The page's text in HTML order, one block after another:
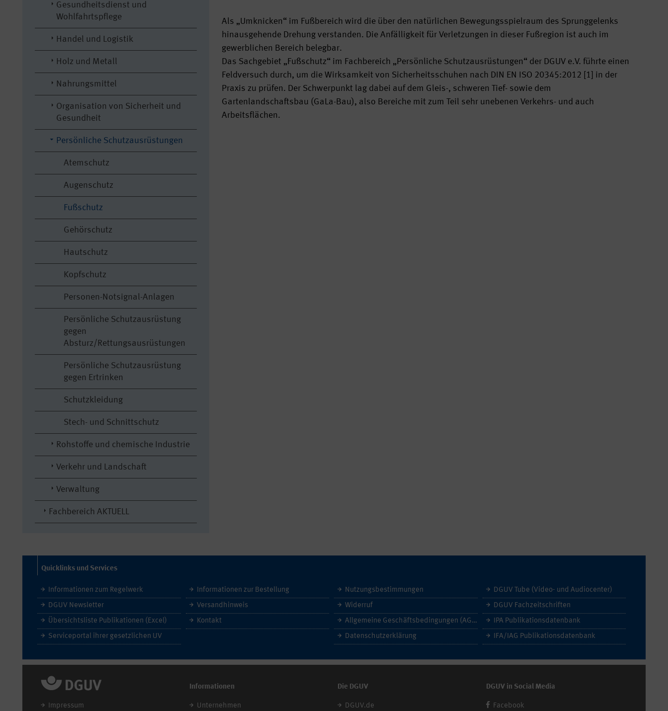
Gesundheitsdienst und
Wohlfahrtspflege
Handel und Logistik
Holz und Metall
Nahrungsmittel
Organisation von Sicherheit und
Gesundheit
Persönliche Schutzausrüstungen
Atemschutz
Augenschutz
Fußschutz
Gehörschutz
Hautschutz
Kopfschutz
Personen-Notsignal-Anlagen
Persönliche Schutzausrüstung
gegen
Absturz/Rettungsausrüstungen
Persönliche Schutzausrüstung
gegen Ertrinken
Schutzkleidung
Stech- und Schnittschutz
Rohstoffe und chemische Industrie
Verkehr und Landschaft
Verwaltung
Fachbereich AKTUELL
Als „Umknicken“ im Fußbereich wird die über den natürlichen Bewegungsspielraum des Sprunggelenks
hinausgehende Drehung verstanden. Die Anfälligkeit für Verletzungen in dieser Fußregion ist auch im
gewerblichen Bereich belegbar.
Das Sachgebiet „Fußschutz“ im Fachbereich „Persönliche Schutzausrüstungen“ der DGUV e.V. führte einen
Feldversuch durch, um die Wirksamkeit von Sicherheitsschuhen nach DIN EN ISO 20345:2012 [1] in der
Praxis zu prüfen. Der Schwerpunkt lag dabei auf dem Gleis-, schweren Tief- sowie dem
Gartenlandschaftsbau (GaLa-Bau), also Bereiche mit zum Teil sehr unebenen Verkehrs- und auch
Arbeitsflächen.
Quicklinks und Services
Informationen zum Regelwerk
DGUV Newsletter
Übersichtsliste Publikationen (Excel)
Serviceportal ihrer gesetzlichen UV
Informationen zur Bestellung
Versandhinweis
Kontakt
Nutzungsbestimmungen
Widerruf
Allgemeine Geschäftsbedingungen (AGB)
Datenschutzerklärung
DGUV Tube (Video- und Audiocenter)
DGUV Fachzeitschriften
IPA Publikationsdatenbank
IFA/IAG Publikationsdatenbank
Impressum
Informationen
Unternehmen
Die DGUV
DGUV.de
DGUV in Social Media
Facebook